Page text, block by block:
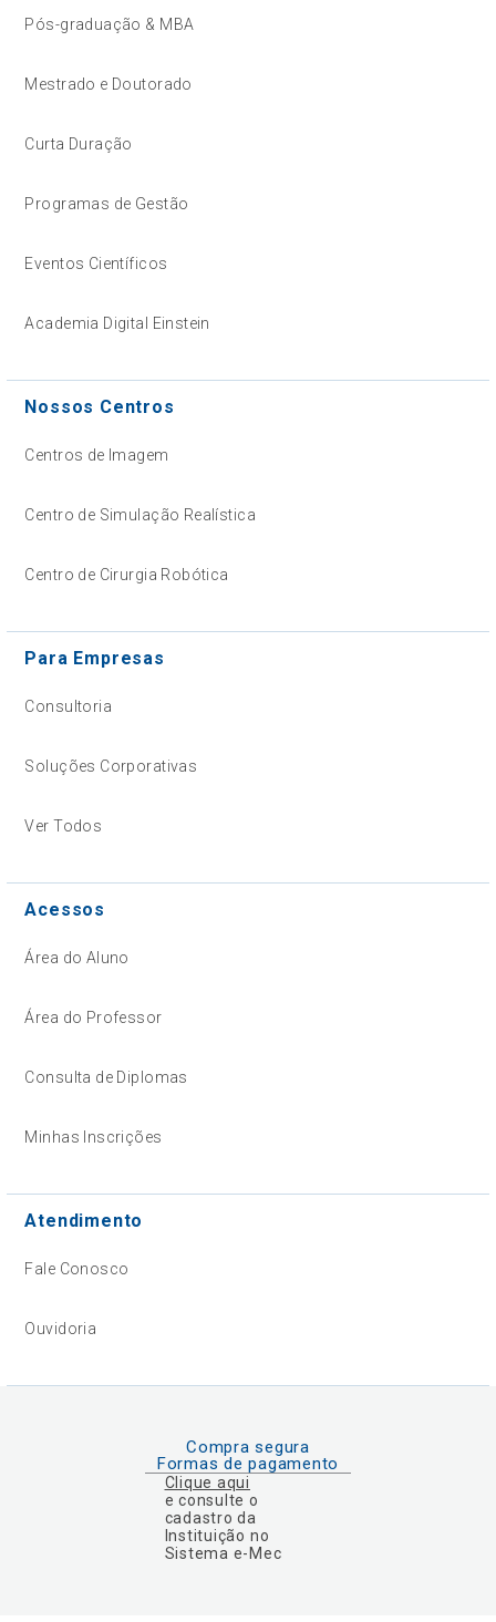
Pós-graduação & MBA
Mestrado e Doutorado
Curta Duração
Programas de Gestão
Eventos Científicos
Academia Digital Einstein
Nossos Centros
Centros de Imagem
Centro de Simulação Realística
Centro de Cirurgia Robótica
Para Empresas
Consultoria
Soluções Corporativas
Ver Todos
Acessos
Área do Aluno
Área do Professor
Consulta de Diplomas
Minhas Inscrições
Atendimento
Fale Conosco
Ouvidoria
Compra segura
Formas de pagamento
Clique aqui
e consulte o
cadastro da
Instituição no
Sistema e-Mec